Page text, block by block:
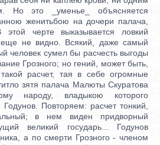
Но это _уменье_ объясняется
женитьбою на дочери палача,
черте выказывается ловкий
еще не видно. Всякий, даже самый
человек сумел бы расчесть выгоды
Грозного; но гений, может быть,
расчет, тая в себе огромные
зятя палача Малюты Скуратова
народу, владыкою которого
Годунов. Повторяем: расчет тонкий,
в нем виден придворный
великий государь... Годунов
а по смерти Грозного - членом